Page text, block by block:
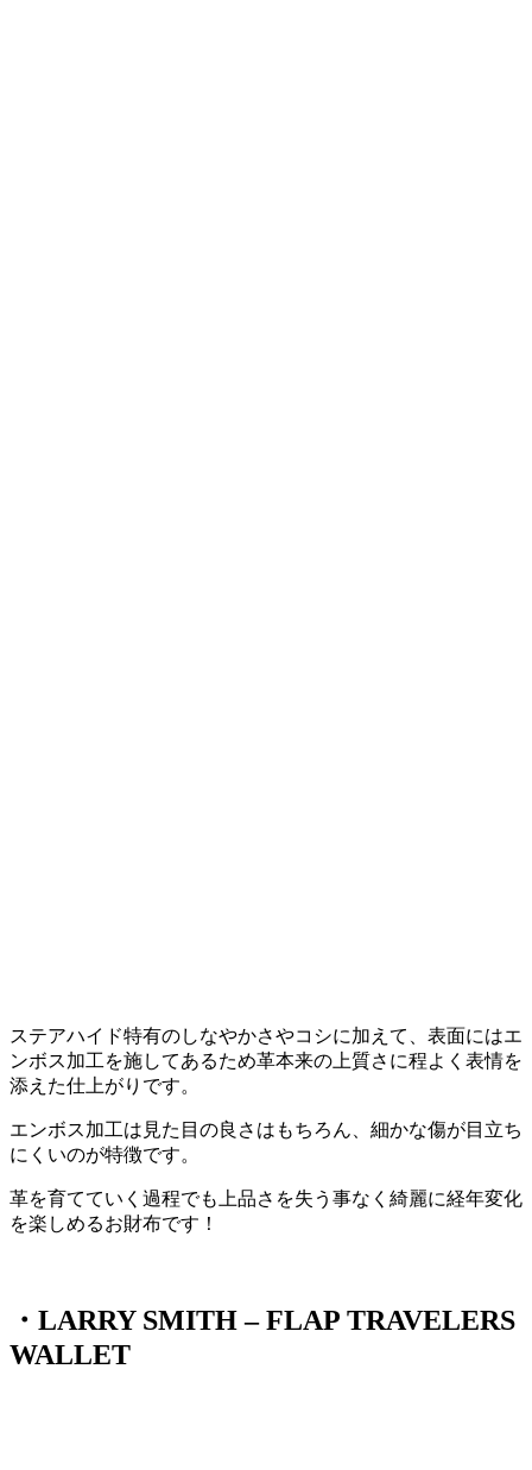
ステアハイド特有のしなやかさやコシに加えて、表面にはエ
ンボス加工を施してあるため革本来の上質さに程よく表情を
添えた仕上がりです。
エンボス加工は見た目の良さはもちろん、細かな傷が目立ち
にくいのが特徴です。
革を育てていく過程でも上品さを失う事なく綺麗に経年変化
を楽しめるお財布です！
・LARRY SMITH – FLAP TRAVELERS
WALLET